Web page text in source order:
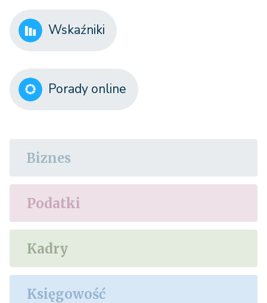
Wskaźniki
Porady online
Biznes
Podatki
Kadry
Księgowość